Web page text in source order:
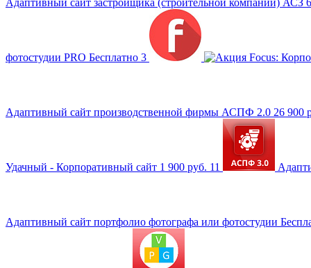
Адаптивный сайт застройщика (строительной компании) АСЗ
фотостудии PRO Бесплатно 3 Focus:
Адаптивный сайт производственной фирмы АСПФ 2.0 26 900
Удачный - Корпоративный сайт 1 900 руб. 11
Адаптивный сайт портфолио фотографа или фотостудии